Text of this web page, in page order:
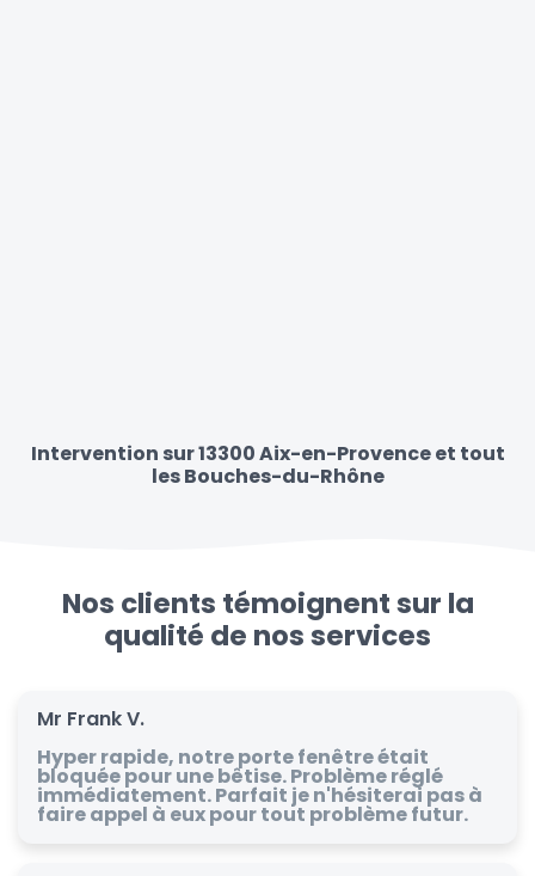
Intervention sur 13300 Aix-en-Provence et tout
les Bouches-du-Rhône
Nos clients témoignent sur la
qualité de nos services
Mr Frank V.
Hyper rapide, notre porte fenêtre était
bloquée pour une bêtise. Problème réglé
immédiatement. Parfait je n'hésiterai pas à
faire appel à eux pour tout problème futur.